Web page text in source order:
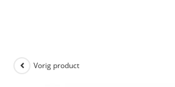
Vorig product